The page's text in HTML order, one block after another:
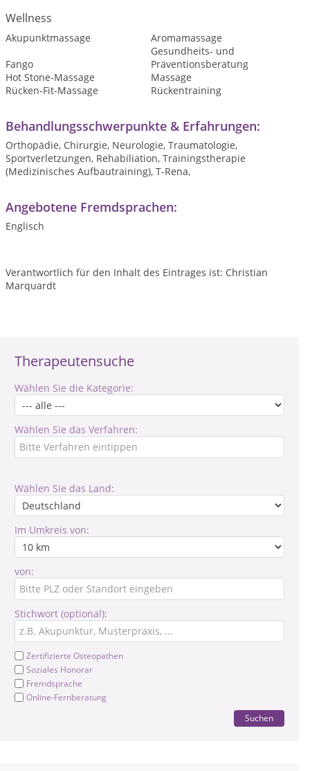
Therapeutensuche
Wählen Sie die Kategorie:
Wählen Sie das Verfahren:
Wählen Sie das Land:
Im Umkreis von:
von:
Stichwort (optional):
Zertifizierte Osteopathen
Soziales Honorar
Fremdsprache
Online-Fernberatung
Suchen
Wellness
Akupunktmassage
Aromamassage
Fango
Gesundheits- und
Präventionsberatung
Hot Stone-Massage
Massage
Rücken-Fit-Massage
Rückentraining
Behandlungsschwerpunkte & Erfahrungen:
Orthopädie, Chirurgie, Neurologie, Traumatologie,
Sportverletzungen, Rehabiliation, Trainingstherapie
(Medizinisches Aufbautraining), T-Rena,
Angebotene Fremdsprachen:
Englisch
Verantwortlich für den Inhalt des Eintrages ist: Christian
Marquardt